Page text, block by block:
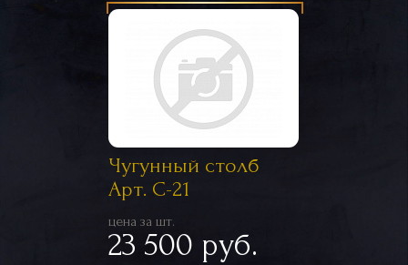
Чугунный столб
Арт. С-21
цена за шт.
23 500 руб.